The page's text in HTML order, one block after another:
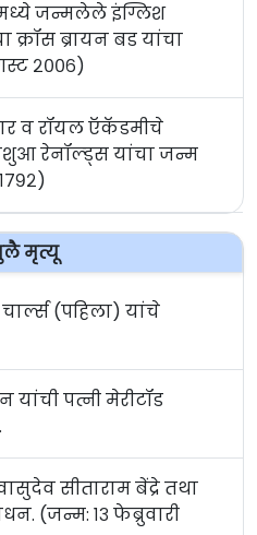
जन्मलेले इंग्लिश
क्रॉस ब्रायन बड यांचा
२००६)
व रॉयल ऍकॅडमीचे
रेनॉल्ड्स यांचा जन्म
मृत्यू
चार्ल्स (पहिला) यांचे
यांची पत्नी मेरीटॉड
सीताराम बेंद्रे तथा
(जन्म: १३ फेब्रुवारी